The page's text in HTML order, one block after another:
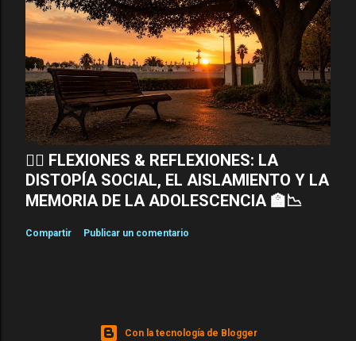
🧘‍♂️ FLEXIONES & REFLEXIONES: LA
DISTOPÍA SOCIAL, EL AISLAMIENTO Y LA
MEMORIA DE LA ADOLESCENCIA 🏫📉
Compartir Publicar un comentario
Con la tecnología de Blogger